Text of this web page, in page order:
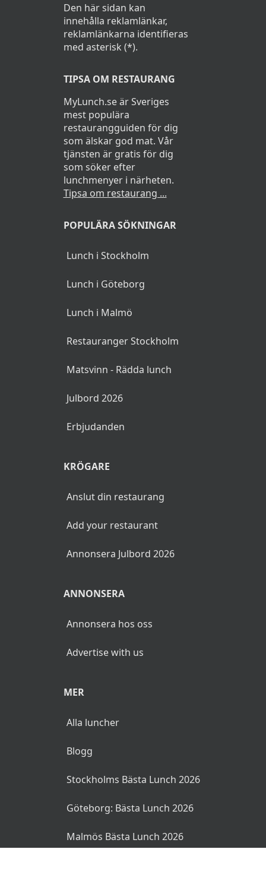
Den här sidan kan
innehålla reklamlänkar,
reklamlänkarna identifieras
med asterisk (*).
TIPSA OM RESTAURANG
MyLunch.se är Sveriges
mest populära
restaurangguiden för dig
som älskar god mat. Vår
tjänsten är gratis för dig
som söker efter
lunchmenyer i närheten.
Tipsa om restaurang ...
POPULÄRA SÖKNINGAR
Lunch i Stockholm
Lunch i Göteborg
Lunch i Malmö
Restauranger Stockholm
Matsvinn - Rädda lunch
Julbord 2026
Erbjudanden
KRÖGARE
Anslut din restaurang
Add your restaurant
Annonsera Julbord 2026
ANNONSERA
Annonsera hos oss
Advertise with us
MER
Alla luncher
Blogg
Stockholms Bästa Lunch 2026
Göteborg: Bästa Lunch 2026
Malmös Bästa Lunch 2026